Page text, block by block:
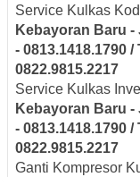
Service Kulkas
Kebayoran Baru -
- 0813.1418.1790 /
0822.9815.2217
Service Kulkas
Kebayoran Baru -
- 0813.1418.1790 /
0822.9815.2217
Ganti Kompresor